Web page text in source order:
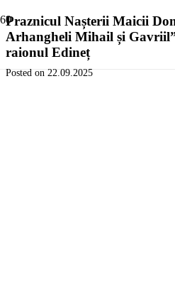
Praznicul Nașterii Maicii
Arhangheli Mihail și
raionul Edineț
Posted on 22.09.2025